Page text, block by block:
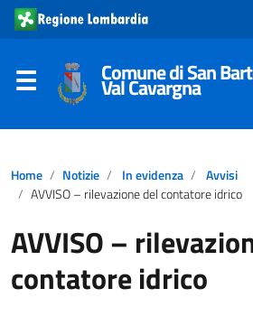
Comune di San
Val Cavargna
Home Notizie In evidenza
Avvisi
AVVISO – rilevazione del contatore idrico
AVVISO –
contatore idrico